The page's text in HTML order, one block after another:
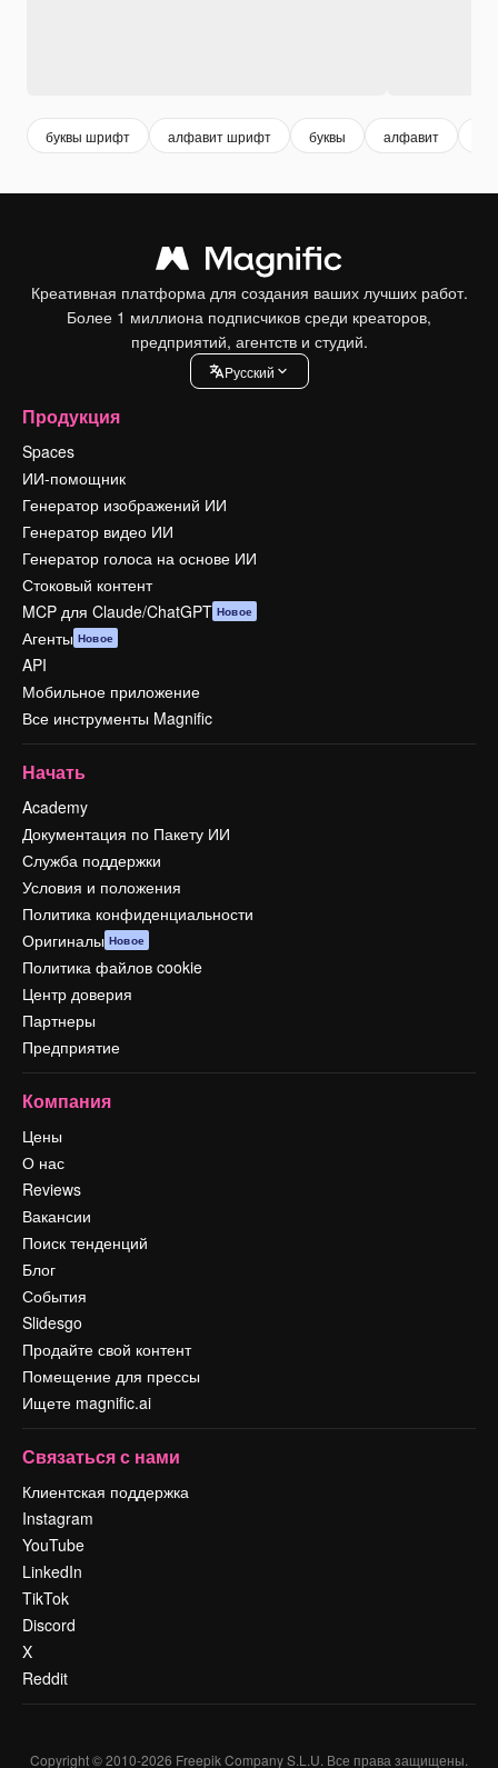
буквы шрифт алфавит шрифт буквы алфавит
Креативная платформа для создания ваших лучших работ.
Более 1 миллиона подписчиков среди креаторов,
предприятий, агентств и студий.
Pусский
Продукция
Spaces
ИИ-помощник
Генератор изображений ИИ
Генератор видео ИИ
Генератор голоса на основе ИИ
Стоковый контент
MCP для Claude/ChatGPT Новое
Агенты Новое
API
Мобильное приложение
Все инструменты Magnific
Начать
Academy
Документация по Пакету ИИ
Служба поддержки
Условия и положения
Политика конфиденциальности
Оригиналы Новое
Политика файлов cookie
Центр доверия
Партнеры
Предприятие
Компания
Цены
О нас
Reviews
Вакансии
Поиск тенденций
Блог
События
Slidesgo
Продайте свой контент
Помещение для прессы
Ищете magnific.ai
Связаться с нами
Клиентская поддержка
Instagram
YouTube
LinkedIn
TikTok
Discord
X
Reddit
Copyright © 2010-2026 Freepik Company S.L.U. Все права защищены.